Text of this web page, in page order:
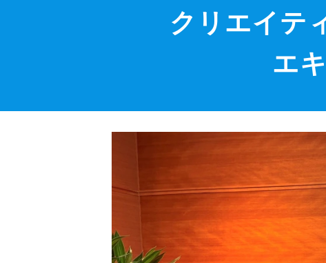
クリエイテ
エ